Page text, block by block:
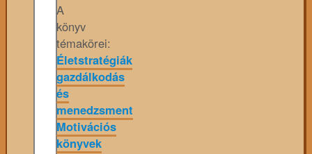
A
könyv
témakörei:
Életstratégiák
gazdálkodás
és
menedzsment
Motivációs
könyvek